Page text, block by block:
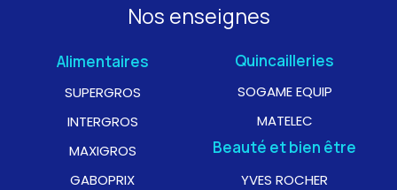
Nos enseignes
Alimentaires
SUPERGROS
INTERGROS
MAXIGROS
GABOPRIX
Quincailleries
SOGAME EQUIP
MATELEC
Beauté et bien être
YVES ROCHER